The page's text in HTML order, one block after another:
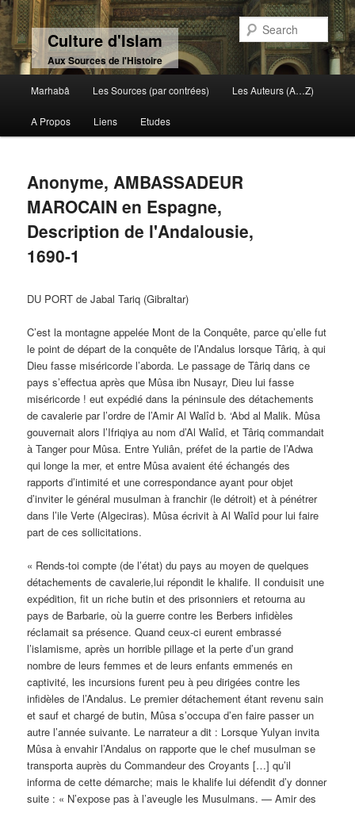
Culture d'Islam
Aux Sources de l'Histoire
Skip to primary content
Skip to secondary content
Marhabâ Les Sources (par contrées) Les Auteurs (A…Z)
A Propos Liens Etudes
Anonyme, AMBASSADEUR
MAROCAIN en Espagne,
Description de l'Andalousie,
1690-1
DU PORT de Jabal Tariq (Gibraltar)
C’est la montagne appelée Mont de la Conquête, parce qu’elle fut
le point de départ de la conquête de l’Andalus lorsque Târiq, à qui
Dieu fasse miséricorde l’aborda. Le passage de Târiq dans ce
pays s’effectua après que Mûsa ibn Nusayr, Dieu lui fasse
miséricorde ! eut expédié dans la péninsule des détachements
de cavalerie par l’ordre de l’Amir Al Walîd b. ‘Abd al Malik. Mûsa
gouvernait alors l’Ifriqiya au nom d’Al Walîd, et Târiq commandait
à Tanger pour Mûsa. Entre Yuliân, préfet de la partie de l’Adwa
qui longe la mer, et entre Mûsa avaient été échangés des
rapports d’intimité et une correspondance ayant pour objet
d’inviter le général musulman à franchir (le détroit) et à pénétrer
dans l’ile Verte (Algeciras). Mûsa écrivit à Al Walîd pour lui faire
part de ces sollicitations.
« Rends-toi compte (de l’état) du pays au moyen de quelques
détachements de cavalerie,lui répondit le khalife. Il conduisit une
expédition, fit un riche butin et des prisonniers et retourna au
pays de Barbarie, où la guerre contre les Berbers infidèles
réclamait sa présence. Quand ceux-ci eurent embrassé
l’islamisme, après un horrible pillage et la perte d’un grand
nombre de leurs femmes et de leurs enfants emmenés en
captivité, les incursions furent peu à peu dirigées contre les
infidèles de l’Andalus. Le premier détachement étant revenu sain
et sauf et chargé de butin, Mûsa s’occupa d’en faire passer un
autre l’année suivante. Le narrateur a dit : Lorsque Yulyan invita
Mûsa à envahir l’Andalus on rapporte que le chef musulman se
transporta auprès du Commandeur des Croyants […] qu’il
informa de cette démarche; mais le khalife lui défendit d’y donner
suite : « N’expose pas à l’aveugle les Musulmans. — Amir des